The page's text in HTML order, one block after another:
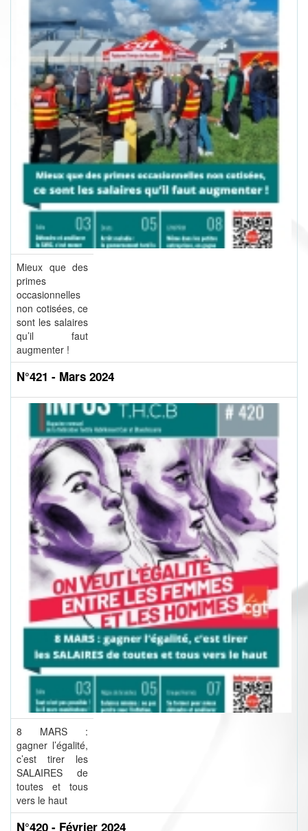
Mieux que des
primes
occasionnelles
non cotisées, ce
sont les salaires
qu’il faut
augmenter !
N°421 - Mars 2024
8 MARS :
gagner l’égalité,
c’est tirer les
SALAIRES de
toutes et tous
vers le haut
N°420 - Février 2024